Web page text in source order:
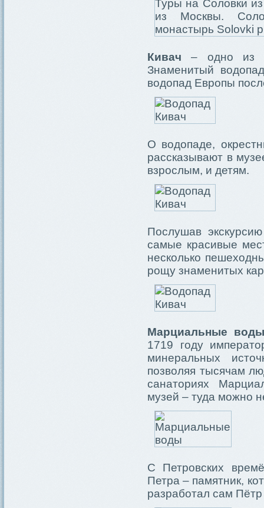
Кивач – одно из
Знаменитый
водопад Европы
О водопаде,
рассказывают в
взрослым, и детям.
Послушав
самые красивые
несколько
рощу знаменитых
Марциальные
1719 году
минеральных
позволяя тысячам
санаториях
музей – туда можно
С Петровских
Петра – памятник,
разработал сам